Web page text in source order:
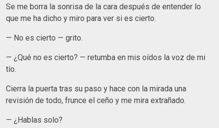
Se me borra la sonrisa de la cara después de entender lo
que me ha dicho y miro para ver si es cierto.
— No es cierto — grito.
— ¿Qué no es cierto? — retumba en mis oídos la voz de mi
tío.
Cierra la puerta tras su paso y hace con la mirada una
revisión de todo, frunce el ceño y me mira extrañado.
— ¿Hablas solo?